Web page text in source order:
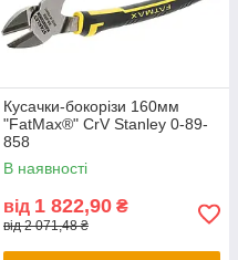
Кусачки-бокорізи 160мм
"FatMax®" CrV Stanley 0-89-
858
В наявності
від 1 822,90 ₴
від 2 071,48 ₴